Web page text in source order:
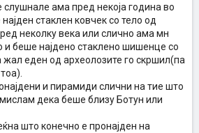
слушнале ама пред некоја година во
стаклен ковчек со тело од
неколку века или слично ама мн
и беше најдено стаклено шишенце со
жал еден од археолозите го скршил(па
и пирамиди слични на тие што
дека беше близу Ботун или
што конечно е пронајден на